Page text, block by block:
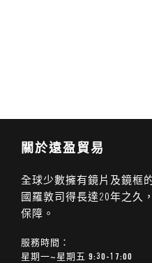
關於遠盈貿易
全球少數擁有鏡片及鏡框
國羅敦司得長達20年之久
保障。
服務時間：
星期一~星期五 9:30-17:00